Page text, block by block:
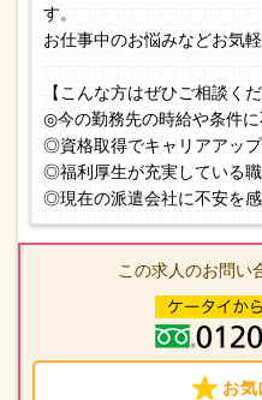
す。
お仕事中のお悩みなどお気
【こんな方はぜひご相談くだ
◎今の勤務先の時給や条件
◎資格取得でキャリアアッ
◎福利厚生が充実している
◎現在の派遣会社に不安を
この求人のお問い
お気